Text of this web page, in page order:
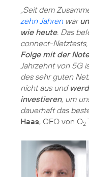
„Seit dem
zehn Jahrenwar
wie heute. Das
connect-
Folge mit der Note
Jahrzehnt von 5G
des sehr guten
nicht aus und
investieren, um
dauerhaft das
Haas, CEO von O2